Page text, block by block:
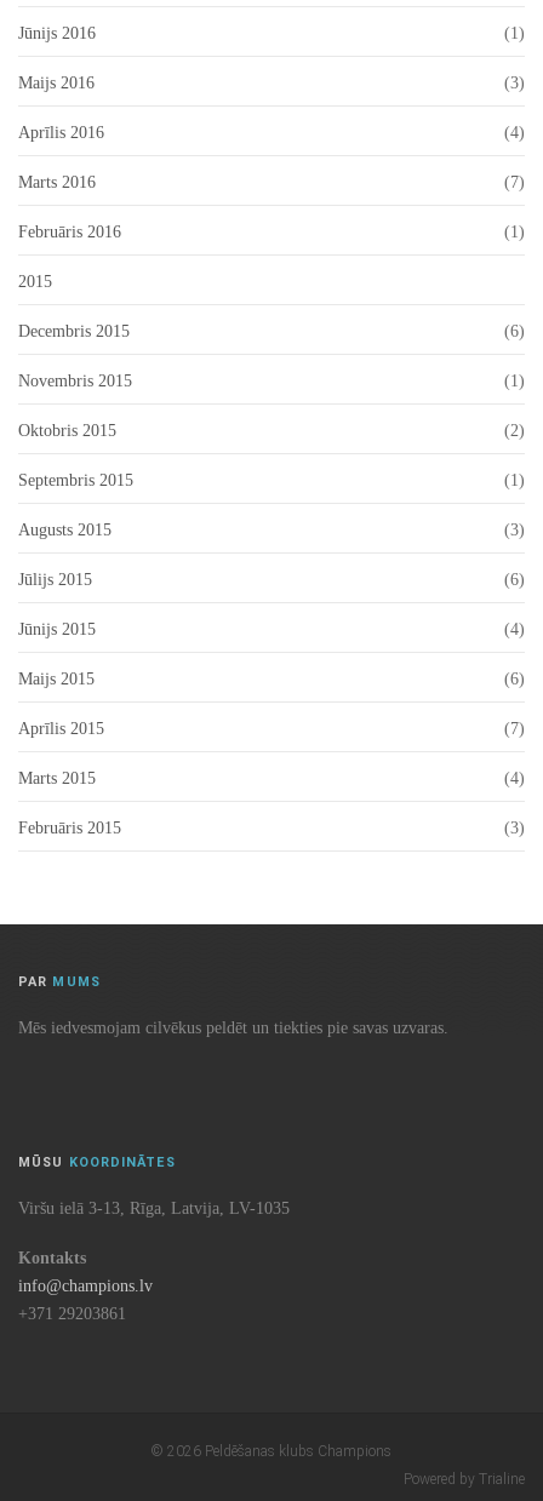
Jūnijs 2016 (1)
Maijs 2016 (3)
Aprīlis 2016 (4)
Marts 2016 (7)
Februāris 2016 (1)
2015
Decembris 2015 (6)
Novembris 2015 (1)
Oktobris 2015 (2)
Septembris 2015 (1)
Augusts 2015 (3)
Jūlijs 2015 (6)
Jūnijs 2015 (4)
Maijs 2015 (6)
Aprīlis 2015 (7)
Marts 2015 (4)
Februāris 2015 (3)
PAR MUMS
Mēs iedvesmojam cilvēkus peldēt un tiekties pie savas uzvaras.
MŪSU KOORDINĀTES
Viršu ielā 3-13, Rīga, Latvija, LV-1035
Kontakts
info@champions.lv
+371 29203861
© 2026 Peldēšanas klubs Champions
Powered by Trialine